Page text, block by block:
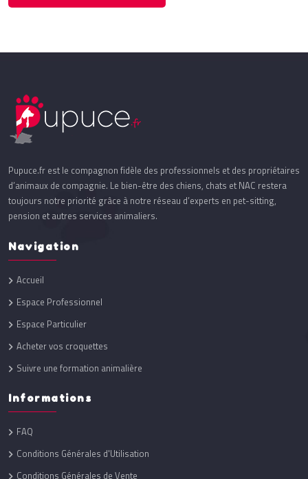
Pupuce.fr est le compagnon fidèle des professionnels et des propriétaires
d’animaux de compagnie. Le bien-être des chiens, chats et NAC restera
toujours notre priorité grâce à notre réseau d’experts en pet-sitting,
pension et autres services animaliers.
Navigation
Accueil
Espace Professionnel
Espace Particulier
Acheter vos croquettes
Suivre une formation animalière
Informations
FAQ
Conditions Générales d'Utilisation
Conditions Générales de Vente